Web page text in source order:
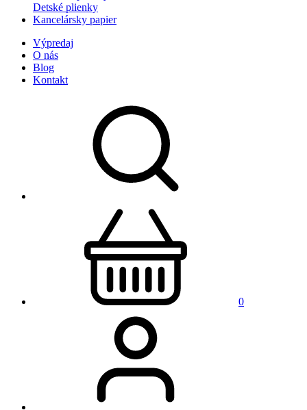
Detské plienky
Kancelársky papier
Výpredaj
O nás
Blog
Kontakt
0